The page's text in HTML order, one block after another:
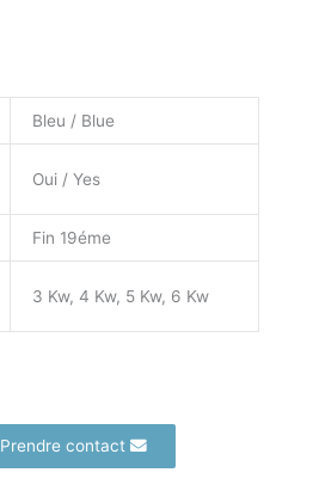
Bleu / Blue
Oui / Yes
Fin 19éme
3 Kw, 4 Kw, 5 Kw, 6 Kw
Prendre contact